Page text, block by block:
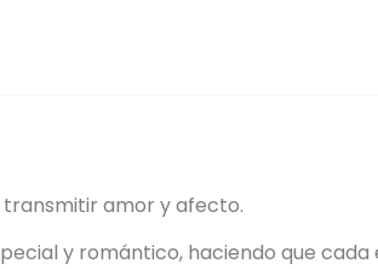
transmitir amor y afecto.
y romántico, haciendo que